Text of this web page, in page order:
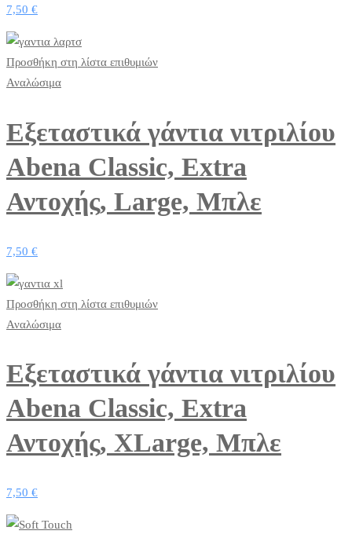
7,50 €
Προσθήκη στη λίστα επιθυμιών
Αναλώσιμα
Εξεταστικά γάντια νιτριλίου
Abena Classic, Extra
Αντοχής, Large, Μπλε
7,50 €
Προσθήκη στη λίστα επιθυμιών
Αναλώσιμα
Εξεταστικά γάντια νιτριλίου
Abena Classic, Extra
Αντοχής, XLarge, Μπλε
7,50 €